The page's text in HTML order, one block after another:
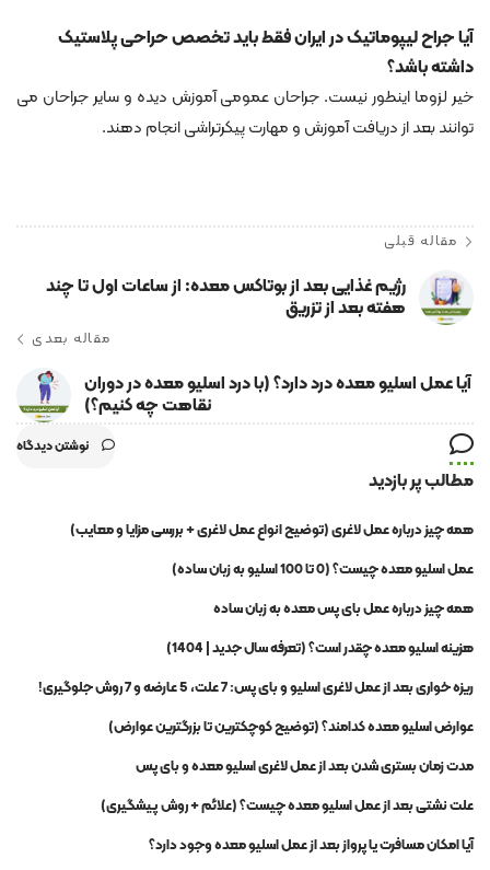
آیا جراح لیپوماتیک در ایران فقط باید تخصص حراحی پلاستیک
داشته باشد؟
خیر لزوما اینطور نیست. جراحان عمومی آموزش دیده و سایر جراحان می
توانند بعد از دریافت آموزش و مهارت پیکرتراشی انجام دهند.
مقاله قبلی
رژیم غذایی بعد از بوتاکس معده: از ساعات اول تا چند
هفته بعد از تزریق
مقاله بعدی
آیا عمل اسلیو معده درد دارد؟ (با درد اسلیو معده در دوران
نقاهت چه کنیم؟)
نوشتن دیدگاه
مطالب پر بازدید
همه چیز درباره عمل لاغری (توضیح انواع عمل لاغری + بررسی مزایا و معایب)
عمل اسلیو معده چیست؟ (0 تا 100 اسلیو به زبان ساده)
همه چیز درباره عمل بای پس معده به زبان ساده
هزینه اسلیو معده چقدر است؟ (تعرفه سال جدید | 1404)
ریزه خواری بعد از عمل لاغری اسلیو و بای پس: 7 علت، 5 عارضه و 7 روش جلوگیری!
عوارض اسلیو معده کدامند؟ (توضیح کوچکترین تا بزرگترین عوارض)
مدت زمان بستری شدن بعد از عمل لاغری اسلیو معده و بای پس
علت نشتی بعد از عمل اسلیو معده چیست؟ (علائم + روش پیشگیری)
آیا امکان مسافرت یا پرواز بعد از عمل اسلیو معده وجود دارد؟